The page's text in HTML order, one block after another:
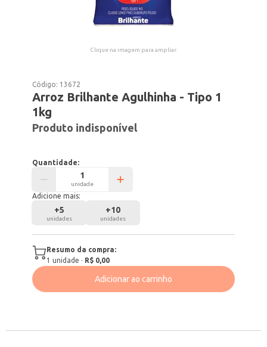
Clique na imagem para ampliar.
Código: 13672
Arroz Brilhante Agulhinha - Tipo 1
1kg
Produto indisponível
Quantidade:
unidade
Adicione mais:
+5
unidades
+10
unidades
Resumo da compra:
1 unidade · R$ 0,00
Adicionar ao carrinho